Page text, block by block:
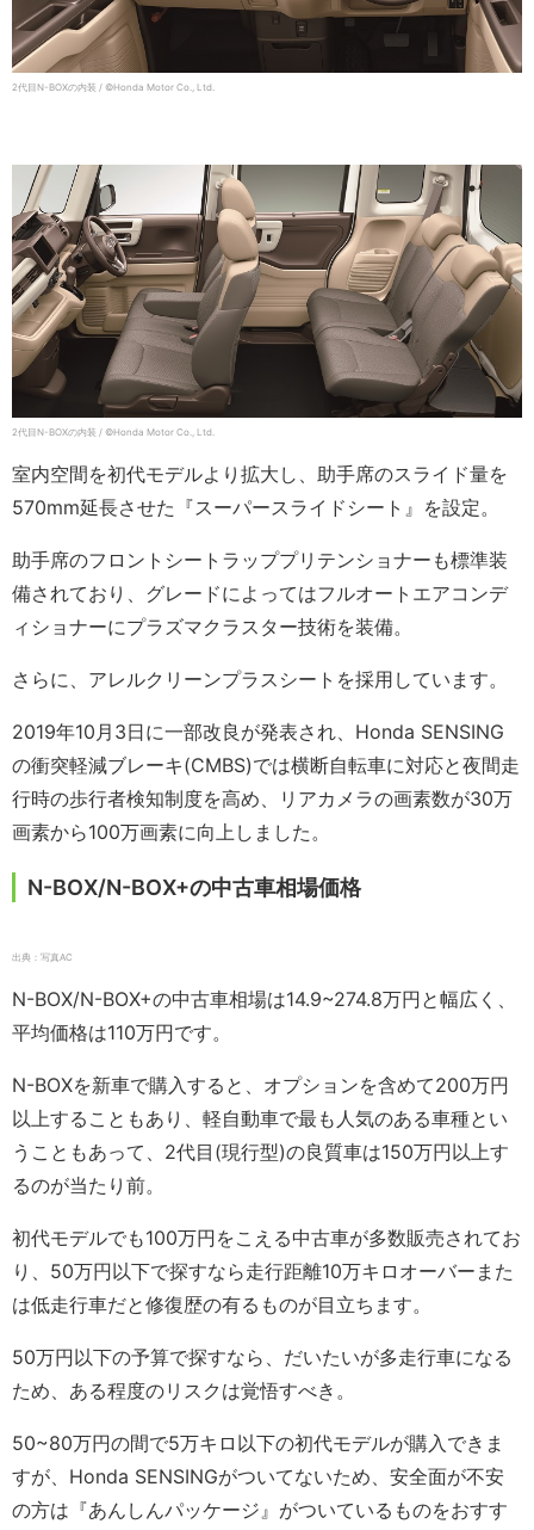
2代目N-BOXの内装 / ©Honda Motor Co., Ltd.
2代目N-BOXの内装 / ©Honda Motor Co., Ltd.
室内空間を初代モデルより拡大し、助手席のスライド量を
570mm延長させた『スーパースライドシート』を設定。
助手席のフロントシートラッププリテンショナーも標準装
備されており、グレードによってはフルオートエアコンデ
ィショナーにプラズマクラスター技術を装備。
さらに、アレルクリーンプラスシートを採用しています。
2019年10月3日に一部改良が発表され、Honda SENSING
の衝突軽減ブレーキ(CMBS)では横断自転車に対応と夜間走
行時の歩行者検知制度を高め、リアカメラの画素数が30万
画素から100万画素に向上しました。
N-BOX/N-BOX+の中古車相場価格
出典：写真AC
N-BOX/N-BOX+の中古車相場は14.9~274.8万円と幅広く、
平均価格は110万円です。
N-BOXを新車で購入すると、オプションを含めて200万円
以上することもあり、軽自動車で最も人気のある車種とい
うこともあって、2代目(現行型)の良質車は150万円以上す
るのが当たり前。
初代モデルでも100万円をこえる中古車が多数販売されてお
り、50万円以下で探すなら走行距離10万キロオーバーまた
は低走行車だと修復歴の有るものが目立ちます。
50万円以下の予算で探すなら、だいたいが多走行車になる
ため、ある程度のリスクは覚悟すべき。
50~80万円の間で5万キロ以下の初代モデルが購入できま
すが、Honda SENSINGがついてないため、安全面が不安
の方は『あんしんパッケージ』がついているものをおすす